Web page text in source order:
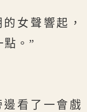
女聲響起，
點。”
看了一會戲